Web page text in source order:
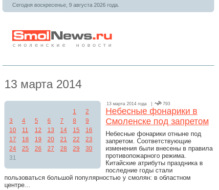
Сегодня воскресенье, 9 августа 2026 года.
13 марта 2014
1
2
3
4 5 6 7 8
9
10
11 12 13 14 15
16
17
18 19 20 21 22
23
24
25 26 27 28 29
30
31
13 марта 2014 года | 793
Небесные фонарики в
Смоленске под запретом
Небесные фонарики отныне под
запретом. Соответствующие
изменения были внесены в правила
противопожарного режима.
Китайские атрибуты праздника в
последние годы стали
пользоваться большой популярностью у смолян: в областном
центре...